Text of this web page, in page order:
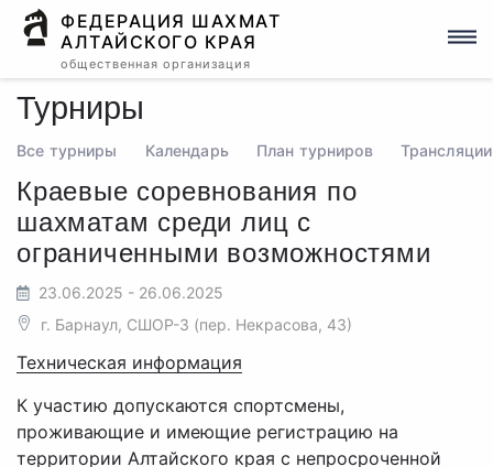
ФЕДЕРАЦИЯ ШАХМАТ
АЛТАЙСКОГО КРАЯ
общественная организация
Турниры
Все турниры Календарь План турниров Трансляции
Краевые соревнования по
шахматам среди лиц с
ограниченными возможностями
23.06.2025 - 26.06.2025
г. Барнаул, СШОР-3 (пер. Некрасова, 43)
Техническая информация
К участию допускаются спортсмены,
проживающие и имеющие регистрацию на
территории Алтайского края с непросроченной